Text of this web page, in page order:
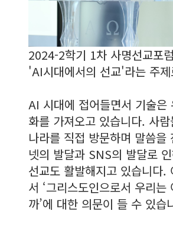
2024-2학기 1차 사명선교포
'AI시대에서의 선교'라는 주
AI 시대에 접어들면서 기술
화를 가져오고 있습니다. 사
나라를 직접 방문하며 말씀
넷의 발달과 SNS의 발달로
선교도 활발해지고 있습니다
서 ‘그리스도인으로서 우리
까’에 대한 의문이 들 수 있습